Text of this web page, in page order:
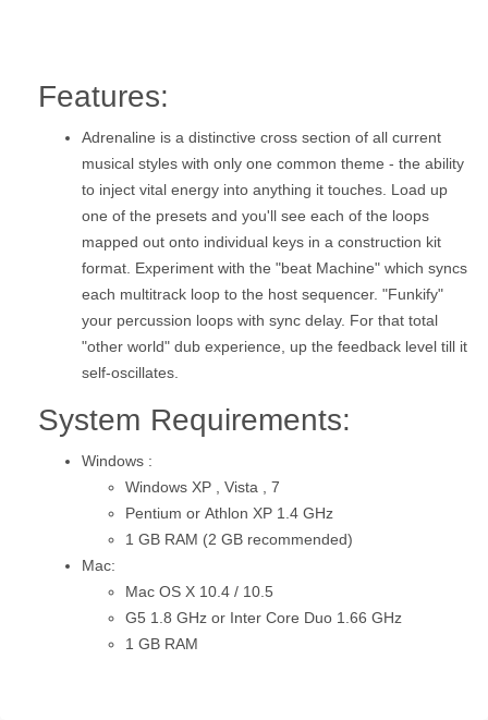
Features:
Adrenaline is a distinctive cross section of all current
musical styles with only one common theme - the ability
to inject vital energy into anything it touches. Load up
one of the presets and you'll see each of the loops
mapped out onto individual keys in a construction kit
format. Experiment with the "beat Machine" which syncs
each multitrack loop to the host sequencer. "Funkify"
your percussion loops with sync delay. For that total
"other world" dub experience, up the feedback level till it
self-oscillates.
System Requirements:
Windows :
Windows XP , Vista , 7
Pentium or Athlon XP 1.4 GHz
1 GB RAM (2 GB recommended)
Mac:
Mac OS X 10.4 / 10.5
G5 1.8 GHz or Inter Core Duo 1.66 GHz
1 GB RAM